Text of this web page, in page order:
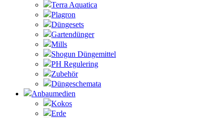
Terra Aquatica
Plagron
Düngesets
Gartendünger
Mills
Shogun Düngemittel
PH Regulering
Zubehör
Düngeschemata
Anbaumedien
Kokos
Erde